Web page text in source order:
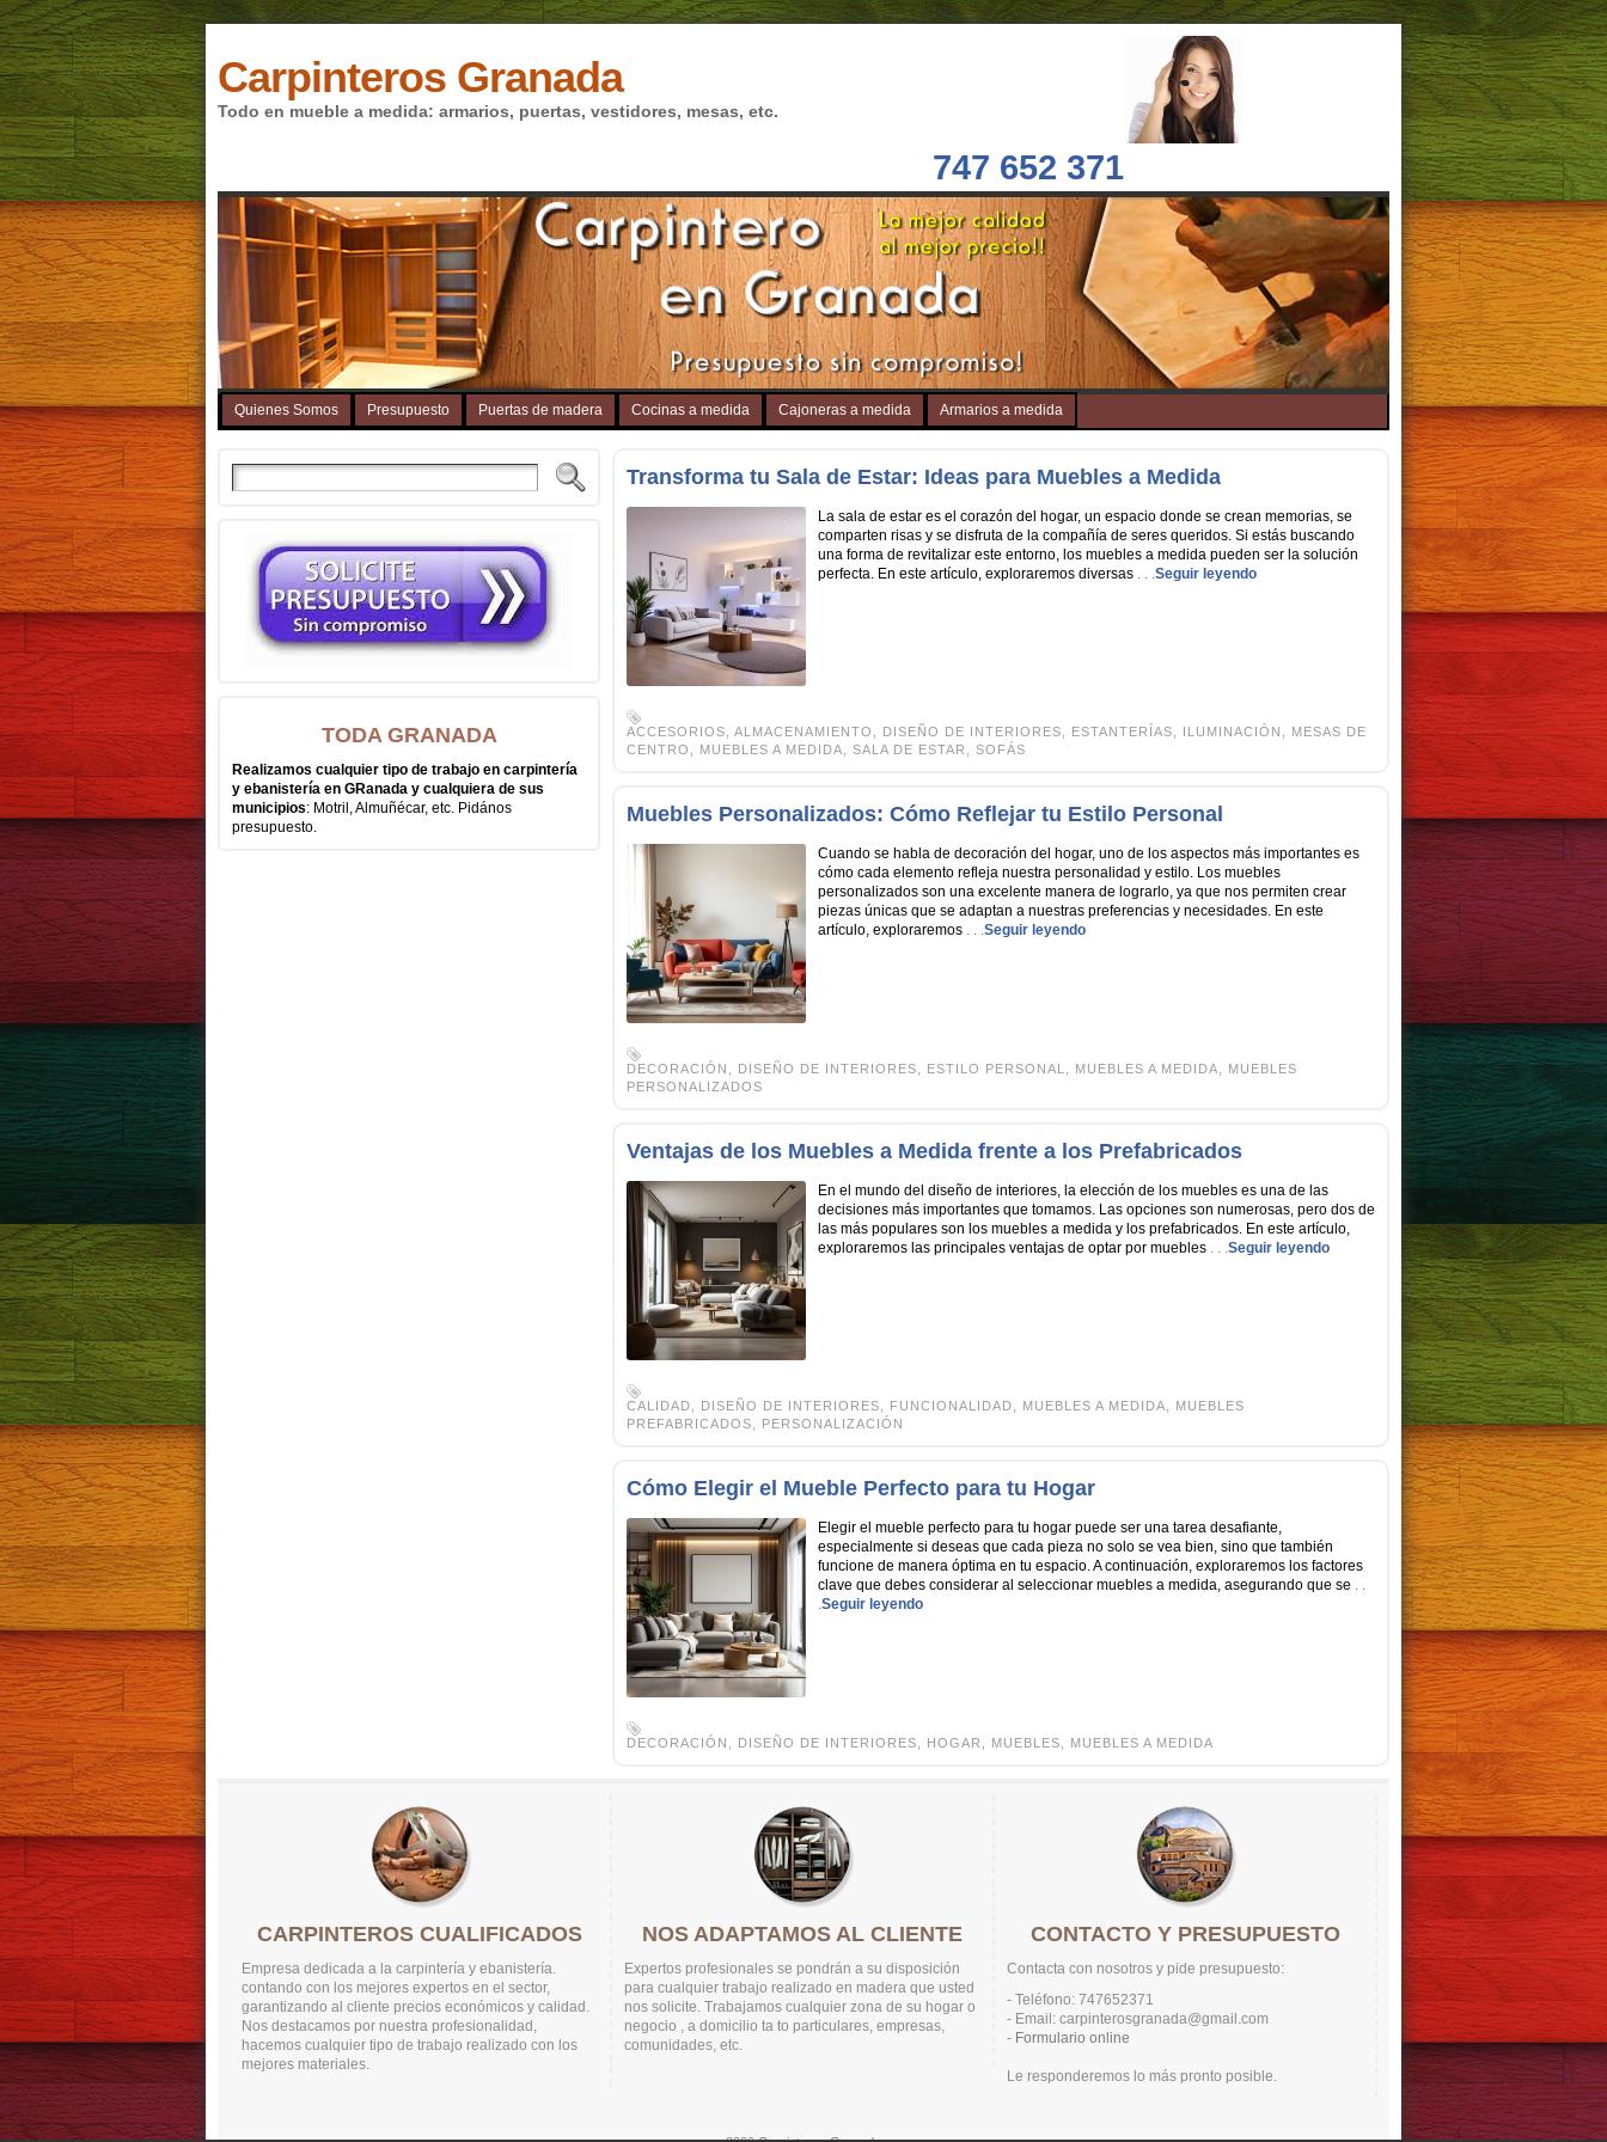
Carpinteros Granada
Todo en mueble a medida: armarios, puertas, vestidores, mesas, etc.
747 652 371
Quienes Somos Presupuesto Puertas de madera Cocinas a medida Cajoneras a medida Armarios a medida
TODA GRANADA
Realizamos cualquier tipo de trabajo en carpintería
y ebanistería en GRanada y cualquiera de sus
municipios: Motril, Almuñécar, etc. Pidános
presupuesto.
Transforma tu Sala de Estar: Ideas para Muebles a Medida
La sala de estar es el corazón del hogar, un espacio donde se crean memorias, se
comparten risas y se disfruta de la compañía de seres queridos. Si estás buscando
una forma de revitalizar este entorno, los muebles a medida pueden ser la solución
perfecta. En este artículo, exploraremos diversas . . .Seguir leyendo
ACCESORIOS ALMACENAMIENTO DISEÑO DE INTERIORES ESTANTERÍAS ILUMINACIÓN
MESAS DE
CENTRO
MUEBLES A MEDIDA SALA DE ESTAR SOFÁS
Muebles Personalizados: Cómo Reflejar tu Estilo Personal
Cuando se habla de decoración del hogar, uno de los aspectos más importantes es
cómo cada elemento refleja nuestra personalidad y estilo. Los muebles
personalizados son una excelente manera de lograrlo, ya que nos permiten crear
piezas únicas que se adaptan a nuestras preferencias y necesidades. En este
artículo, exploraremos . . .Seguir leyendo
DECORACIÓN DISEÑO DE INTERIORES ESTILO PERSONAL MUEBLES A MEDIDA
MUEBLES
PERSONALIZADOS
Ventajas de los Muebles a Medida frente a los Prefabricados
En el mundo del diseño de interiores, la elección de los muebles es una de las
decisiones más importantes que tomamos. Las opciones son numerosas, pero dos de
las más populares son los muebles a medida y los prefabricados. En este artículo,
exploraremos las principales ventajas de optar por muebles . . .Seguir leyendo
CALIDAD DISEÑO DE INTERIORES FUNCIONALIDAD MUEBLES A MEDIDA
MUEBLES
PREFABRICADOS
PERSONALIZACIÓN
Cómo Elegir el Mueble Perfecto para tu Hogar
Elegir el mueble perfecto para tu hogar puede ser una tarea desafiante,
especialmente si deseas que cada pieza no solo se vea bien, sino que también
funcione de manera óptima en tu espacio. A continuación, exploraremos los factores
clave que debes considerar al seleccionar muebles a medida, asegurando que se . .
.Seguir leyendo
DECORACIÓN DISEÑO DE INTERIORES HOGAR MUEBLES MUEBLES A MEDIDA
CARPINTEROS CUALIFICADOS
Empresa dedicada a la carpintería y ebanistería.
contando con los mejores expertos en el sector,
garantizando al cliente precios económicos y calidad.
Nos destacamos por nuestra profesionalidad,
hacemos cualquier tipo de trabajo realizado con los
mejores materiales.
NOS ADAPTAMOS AL CLIENTE
Expertos profesionales se pondrán a su disposición
para cualquier trabajo realizado en madera que usted
nos solicite. Trabajamos cualquier zona de su hogar o
negocio , a domicilio ta to particulares, empresas,
comunidades, etc.
CONTACTO Y PRESUPUESTO
Contacta con nosotros y pide presupuesto:
- Teléfono: 747652371
- Email: carpinterosgranada@gmail.com
- Formulario online
Le responderemos lo más pronto posible.